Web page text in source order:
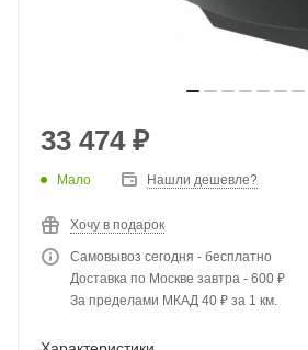
33 474₽
Мало Нашли дешевле?
Хочу в подарок
Самовывоз сегодня - бесплатно
Доставка по Москве завтра - 600 ₽
За пределами МКАД 40 ₽ за 1 км.